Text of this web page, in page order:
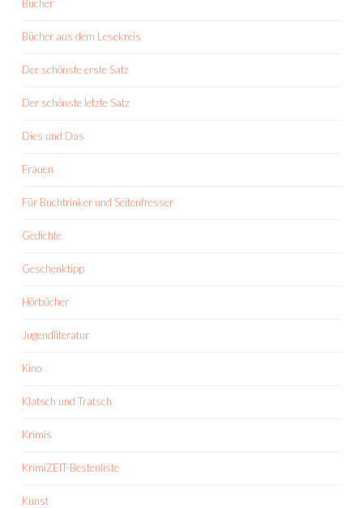
Bücher
Bücher aus dem Lesekreis
Der schönste erste Satz
Der schönste letzte Satz
Dies und Das
Frauen
Für Buchtrinker und Seitenfresser
Gedichte
Geschenktipp
Hörbücher
Jugendliteratur
Kino
Klatsch und Tratsch
Krimis
KrimiZEIT-Bestenliste
Kunst